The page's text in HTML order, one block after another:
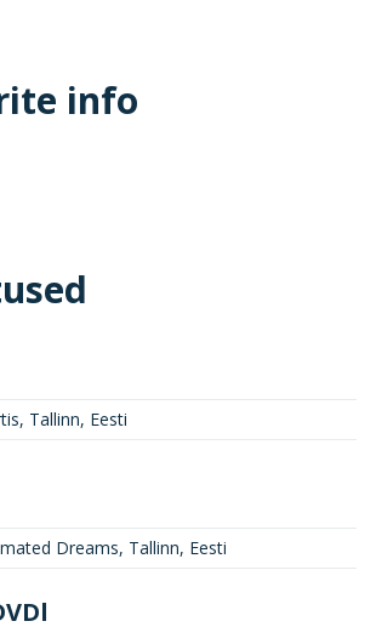
info
Tallinn, Eesti
Dreams, Tallinn, Eesti